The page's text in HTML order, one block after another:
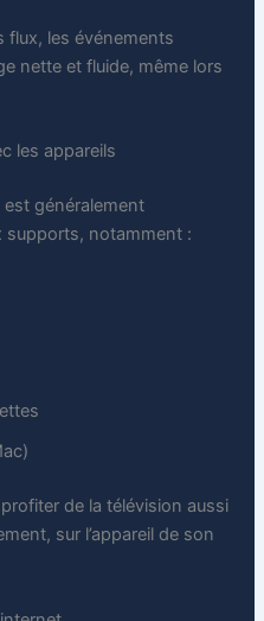
flux, les événements
nette et fluide, même lors
les appareils
généralement
supports, notamment :
de la télévision aussi
sur l’appareil de son